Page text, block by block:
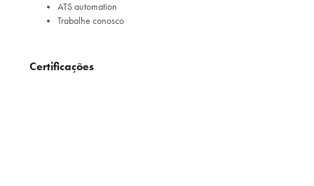
ATS automation
Trabalhe conosco
Certificações